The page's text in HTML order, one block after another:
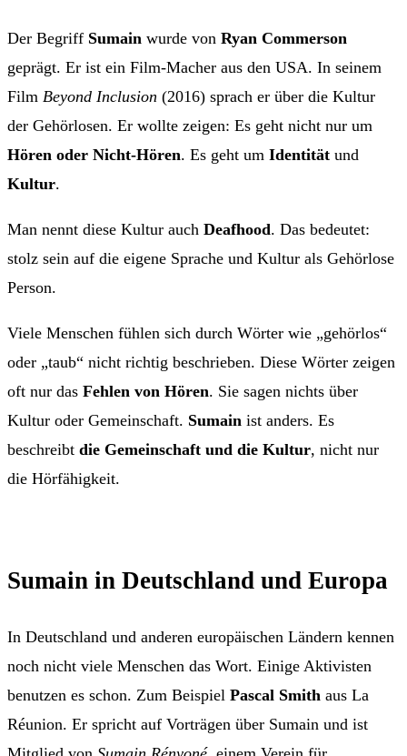
Der Begriff Sumain wurde von Ryan Commerson
geprägt. Er ist ein Film-Macher aus den USA. In seinem
Film Beyond Inclusion (2016) sprach er über die Kultur
der Gehörlosen. Er wollte zeigen: Es geht nicht nur um
Hören oder Nicht-Hören. Es geht um Identität und
Kultur.
Man nennt diese Kultur auch Deafhood. Das bedeutet:
stolz sein auf die eigene Sprache und Kultur als Gehörlose
Person.
Viele Menschen fühlen sich durch Wörter wie „gehörlos“
oder „taub“ nicht richtig beschrieben. Diese Wörter zeigen
oft nur das Fehlen von Hören. Sie sagen nichts über
Kultur oder Gemeinschaft. Sumain ist anders. Es
beschreibt die Gemeinschaft und die Kultur, nicht nur
die Hörfähigkeit.
Sumain in Deutschland und Europa
In Deutschland und anderen europäischen Ländern kennen
noch nicht viele Menschen das Wort. Einige Aktivisten
benutzen es schon. Zum Beispiel Pascal Smith aus La
Réunion. Er spricht auf Vorträgen über Sumain und ist